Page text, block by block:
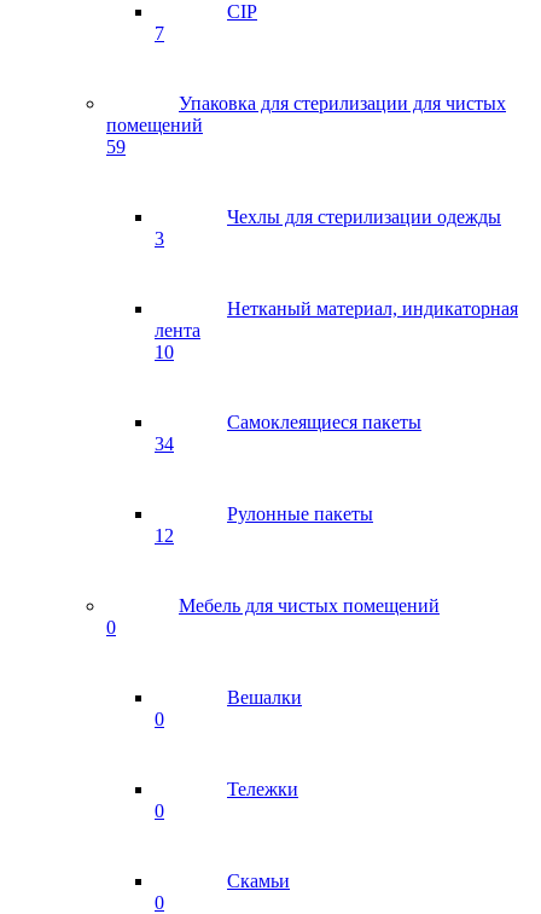
CIP
7
Упаковка для стерилизации для чистых
помещений
59
Чехлы для стерилизации одежды
3
Нетканый материал, индикаторная
лента
10
Самоклеящиеся пакеты
34
Рулонные пакеты
12
Мебель для чистых помещений
0
Вешалки
0
Тележки
0
Скамьи
0